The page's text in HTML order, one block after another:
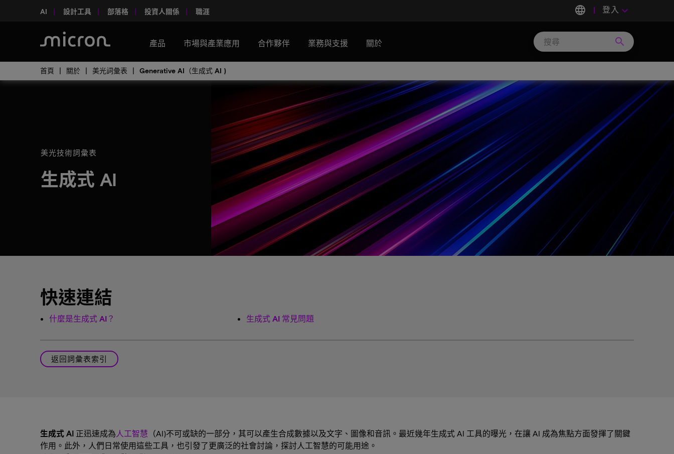
AI 設計工具 部落格 投資人關係 職涯 language 登入 keyboard_arrow_down
產品 市場與產業應用 合作夥伴 業務與支援 關於 search
首頁 關於 美光詞彙表 Generative AI（生成式 AI )
美光技術詞彙表
生成式 AI
快速連結
什麼是生成式 AI？ 生成式 AI 常見問題
返回詞彙表索引
生成式 AI 正迅速成為 人工智慧 （AI)不可或缺的一部分，其可以產生合成數據以及文字、圖像和音訊。最近幾年生成式 AI 工具的曝光，在讓 AI 成為焦點方面發揮了關鍵
作用。此外，人們日常使用這些工具，也引發了更廣泛的社會討論，探討人工智慧的可能用途。